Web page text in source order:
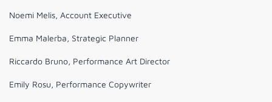
Noemi Melis, Account Executive
Emma Malerba, Strategic Planner
Riccardo Bruno, Performance Art Director
Emily Rosu, Performance Copywriter